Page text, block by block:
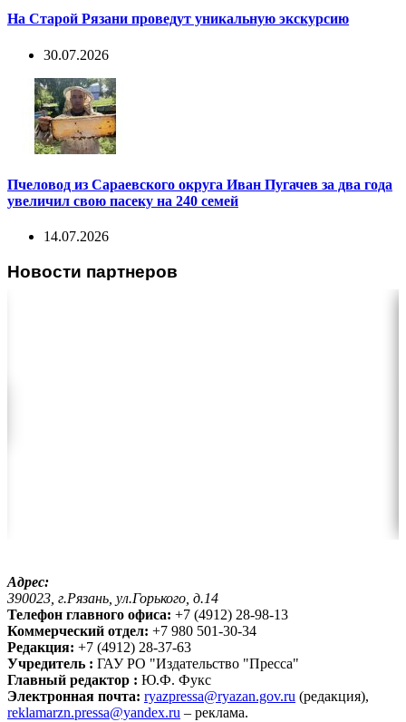
На Старой Рязани проведут уникальную экскурсию
30.07.2026
Пчеловод из Сараевского округа Иван Пугачев за два года
увеличил свою пасеку на 240 семей
14.07.2026
Новости партнеров
Адрес:
390023, г.Рязань, ул.Горького, д.14
Телефон главного офиса: +7 (4912) 28-98-13
Коммерческий отдел: +7 980 501-30-34
Редакция: +7 (4912) 28-37-63
Учредитель : ГАУ РО "Издательство "Пресса"
Главный редактор : Ю.Ф. Фукс
Электронная почта: ryazpressa@ryazan.gov.ru (редакция),
reklamarzn.pressa@yandex.ru – реклама.